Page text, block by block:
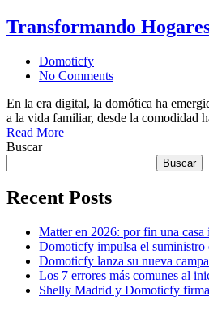
Transformando
Domoticfy
No Comments
En la era digital, la domótica ha
a la vida familiar, desde la comodidad
Read More
Buscar
Buscar
Recent Posts
Matter en 2026: por fin una
Domoticfy impulsa el suministro
Domoticfy lanza su nueva
Los 7 errores más comunes al
Shelly Madrid y Domoticfy